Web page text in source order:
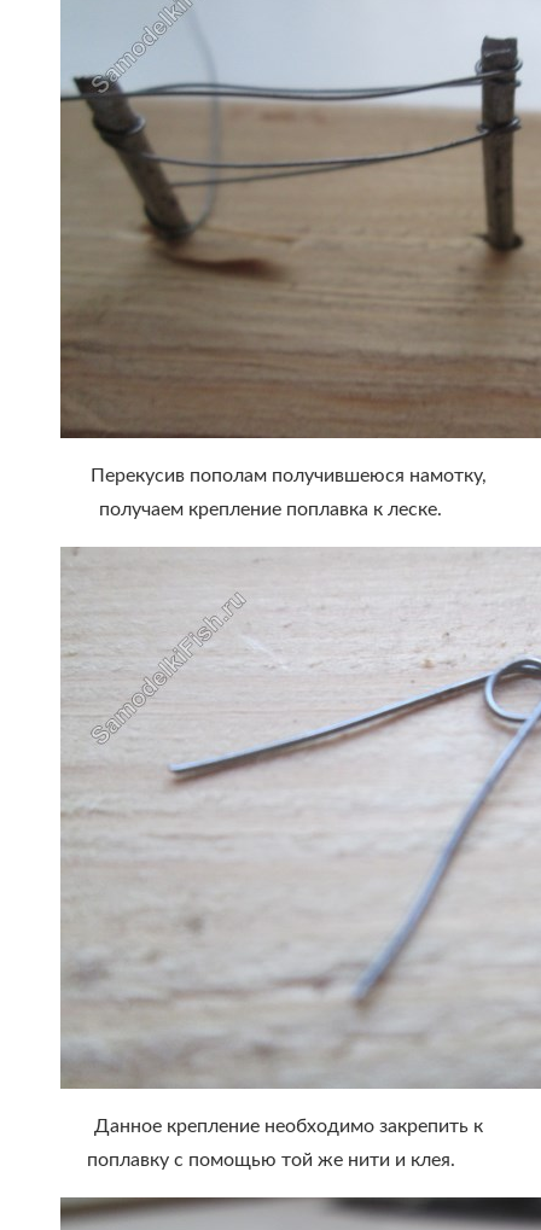
Перекусив пополам получившеюся намотку,
получаем крепление поплавка к леске.
Данное крепление необходимо закрепить к
поплавку с помощью той же нити и клея.